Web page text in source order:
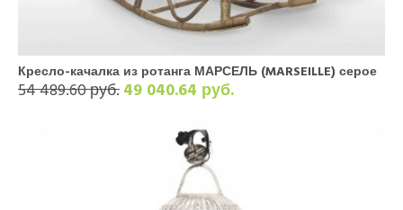
Кресло-качалка из ротанга МАРСЕЛЬ (MARSEILLE) серое
54 489.60 руб.49 040.64 руб.